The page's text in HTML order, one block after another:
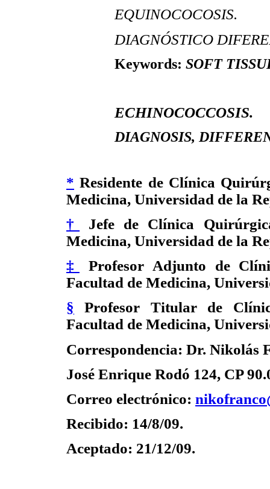
EQUINOCOCOSIS.
DIAGNÓSTICO
Keywords: SOFT
ECHINOCOCCOSIS.
DIAGNOSIS,
* Residente de Clínica
Medicina, Universidad de la
†
Jefe de Clínica
Medicina, Universidad de la
‡
Profesor Adjunto de
Facultad de Medicina,
§ Profesor Titular de
Facultad de Medicina,
Correspondencia: Dr. Nikolás
José Enrique Rodó 124, CP
Correo electrónico:
Recibido: 14/8/09.
Aceptado: 21/12/09.